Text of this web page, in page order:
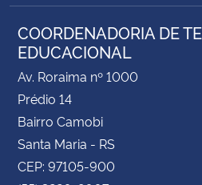
COORDENADORIA DE
EDUCACIONAL
Av. Roraima nº 1000
Prédio 14
Bairro Camobi
Santa Maria - RS
CEP: 97105-900